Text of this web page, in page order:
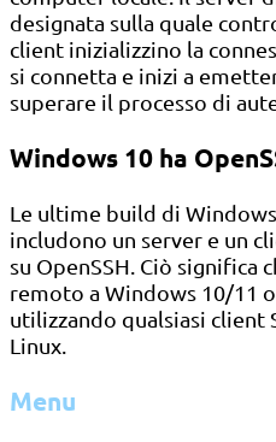
designata sulla quale
client inizializzino la
si connetta e inizi a
superare il processo di
Windows 10 ha
Le ultime build di
includono un server e un
su OpenSSH. Ciò significa
remoto a Windows 10/11
utilizzando qualsiasi client
Linux.
Menu